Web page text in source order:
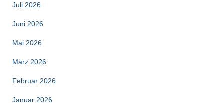
Juli 2026
Juni 2026
Mai 2026
März 2026
Februar 2026
Januar 2026